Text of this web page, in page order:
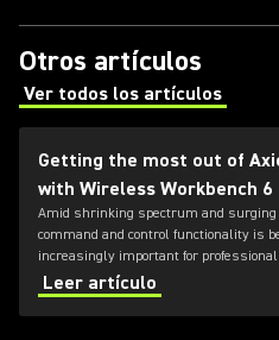
Otros artículos
Ver todos los artículos
(Opens in a new tab)
Getting the most out of
with Wireless Workbench 6
Amid shrinking spectrum and
command and control functionality is
increasingly important for professional
applications. Learn how get the most
Digital with the Wireless Workbench 6
Leer artículo